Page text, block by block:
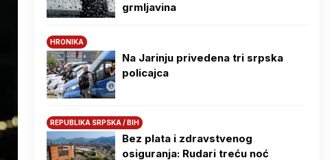
grmljavina
HRONIKA
Na Јarinju privedena tri srpska
policajca
REPUBLIKA SRPSKA / BIH
Bez plata i zdravstvenog
osiguranja: Rudari treću noć